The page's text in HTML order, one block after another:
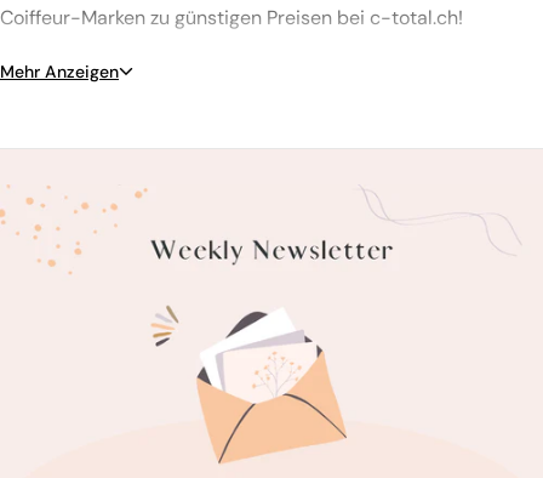
Coiffeur-Marken zu günstigen Preisen bei c-total.ch!
Mehr Anzeigen